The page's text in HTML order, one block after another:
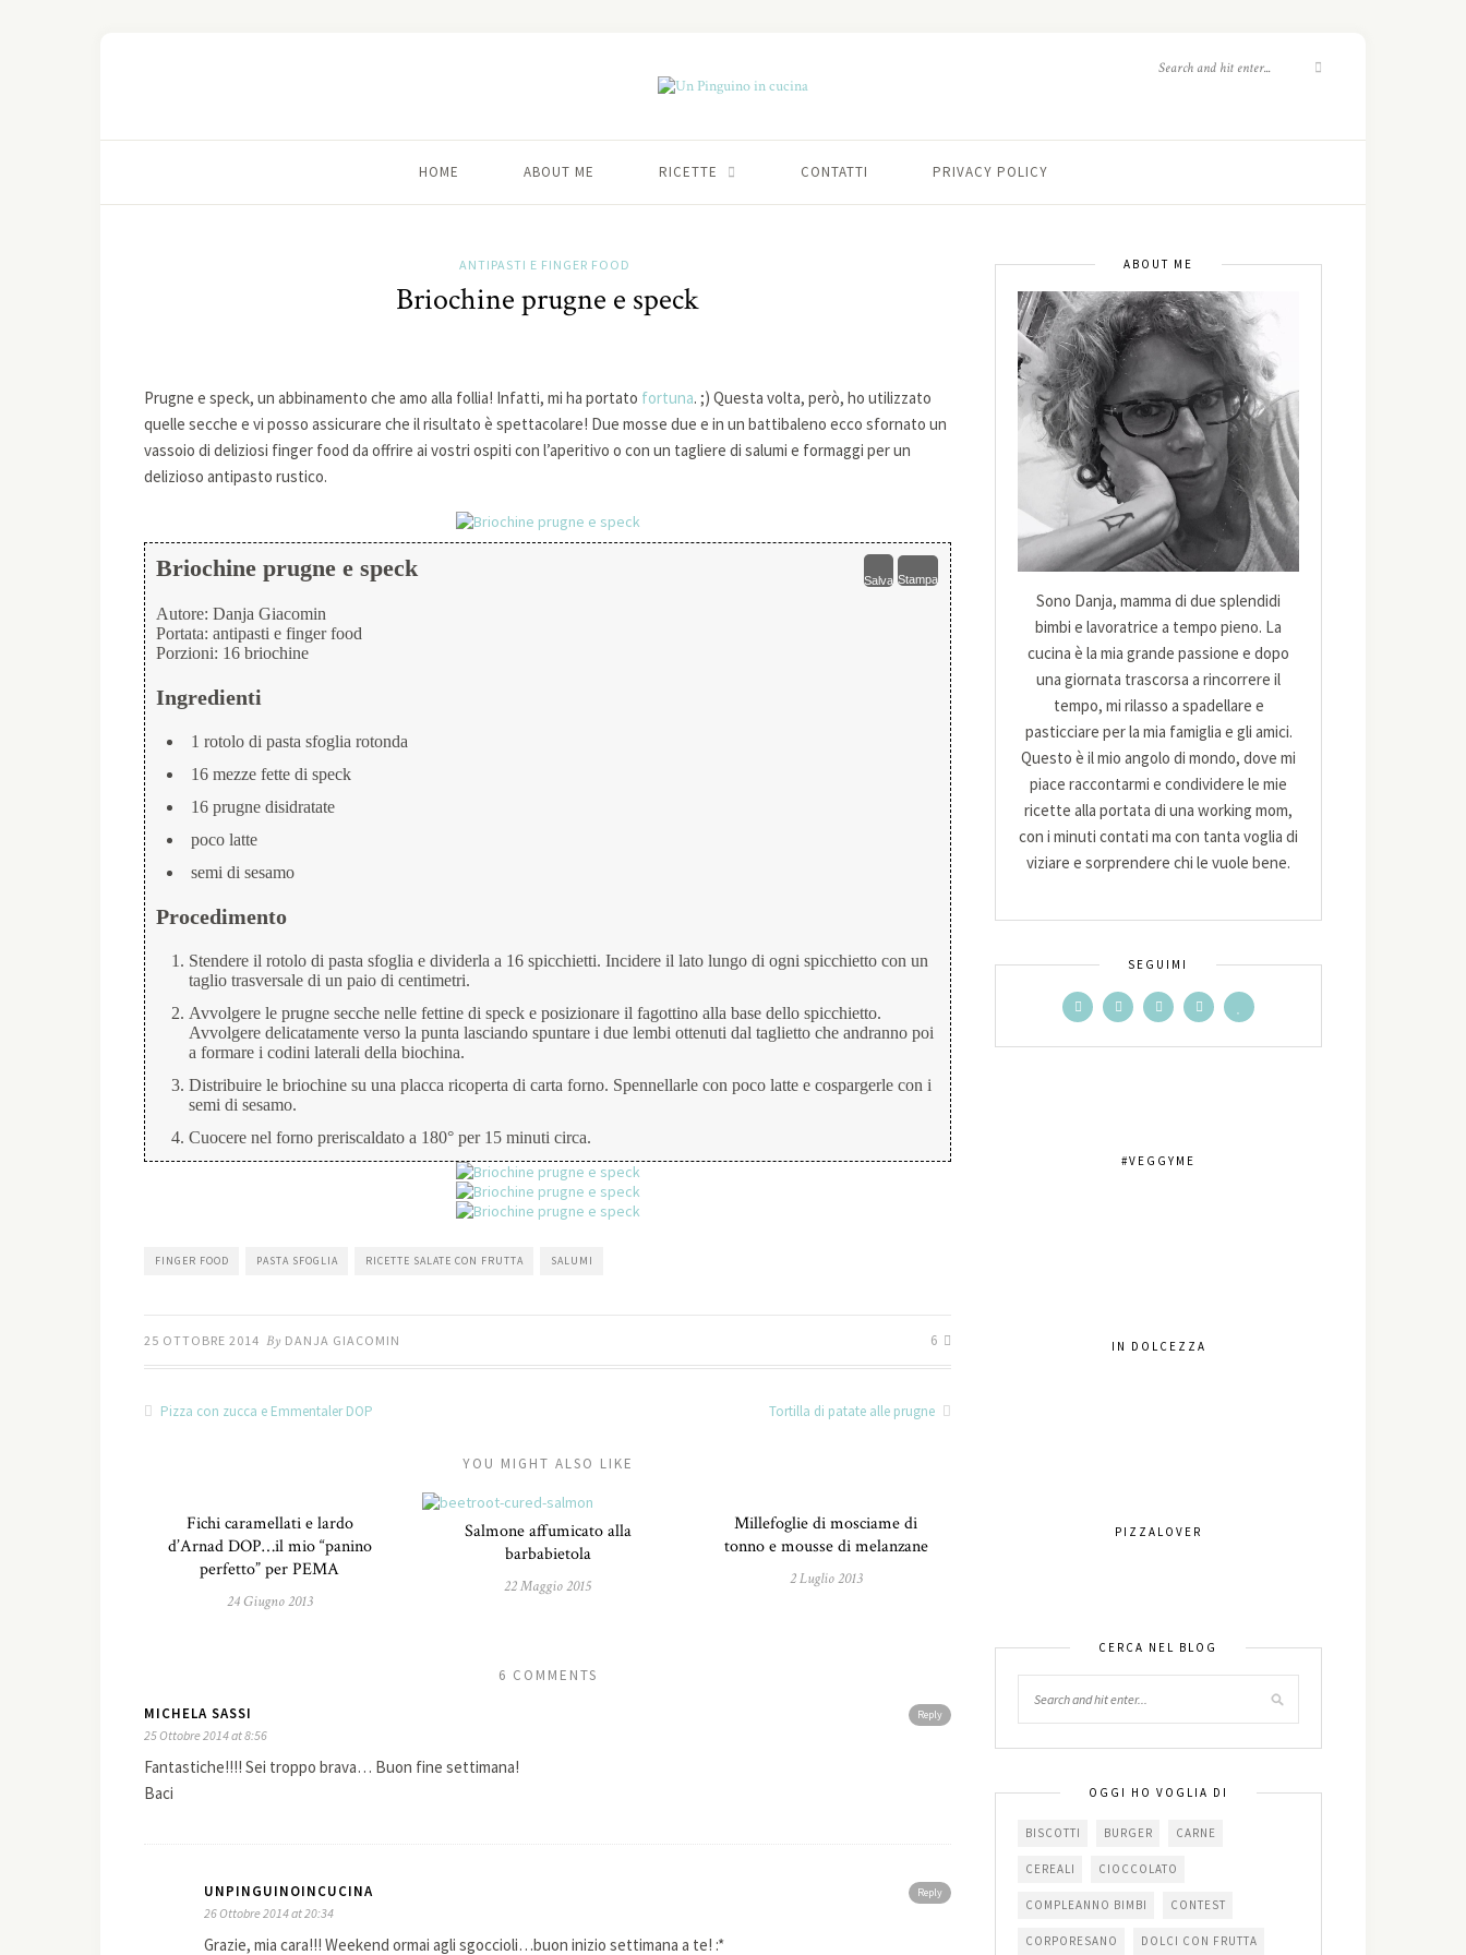
HOME ABOUT ME RICETTE CONTATTI PRIVACY POLICY
ANTIPASTI E FINGER FOOD
Briochine prugne e speck
Prugne e speck, un abbinamento che amo alla follia! Infatti, mi ha portato fortuna. ;) Questa volta, però, ho utilizzato
quelle secche e vi posso assicurare che il risultato è spettacolare! Due mosse due e in un battibaleno ecco sfornato un
vassoio di deliziosi finger food da offrire ai vostri ospiti con l’aperitivo o con un tagliere di salumi e formaggi per un
delizioso antipasto rustico.
Salva Stampa
Briochine prugne e speck
Autore: Danja Giacomin
Portata: antipasti e finger food
Porzioni: 16 briochine
Ingredienti
1 rotolo di pasta sfoglia rotonda
16 mezze fette di speck
16 prugne disidratate
poco latte
semi di sesamo
Procedimento
Stendere il rotolo di pasta sfoglia e dividerla a 16 spicchietti. Incidere il lato lungo di ogni spicchietto con un
taglio trasversale di un paio di centimetri.
Avvolgere le prugne secche nelle fettine di speck e posizionare il fagottino alla base dello spicchietto.
Avvolgere delicatamente verso la punta lasciando spuntare i due lembi ottenuti dal taglietto che andranno poi
a formare i codini laterali della biochina.
Distribuire le briochine su una placca ricoperta di carta forno. Spennellarle con poco latte e cospargerle con i
semi di sesamo.
Cuocere nel forno preriscaldato a 180° per 15 minuti circa.
FINGER FOOD PASTA SFOGLIA RICETTE SALATE CON FRUTTA SALUMI
25 OTTOBRE 2014 By DANJA GIACOMIN 6
Pizza con zucca e Emmentaler DOP Tortilla di patate alle prugne
YOU MIGHT ALSO LIKE
Fichi caramellati e lardo
d’Arnad DOP…il mio “panino
perfetto” per PEMA
24 Giugno 2013
Salmone affumicato alla
barbabietola
22 Maggio 2015
Millefoglie di mosciame di
tonno e mousse di melanzane
2 Luglio 2013
6 COMMENTS
Reply
MICHELA SASSI
25 Ottobre 2014 at 8:56
Fantastiche!!!! Sei troppo brava… Buon fine settimana!
Baci
Reply
UNPINGUINOINCUCINA
26 Ottobre 2014 at 20:34
Grazie, mia cara!!! Weekend ormai agli sgoccioli…buon inizio settimana a te! :*
ABOUT ME
Sono Danja, mamma di due splendidi
bimbi e lavoratrice a tempo pieno. La
cucina è la mia grande passione e dopo
una giornata trascorsa a rincorrere il
tempo, mi rilasso a spadellare e
pasticciare per la mia famiglia e gli amici.
Questo è il mio angolo di mondo, dove mi
piace raccontarmi e condividere le mie
ricette alla portata di una working mom,
con i minuti contati ma con tanta voglia di
viziare e sorprendere chi le vuole bene.
SEGUIMI
#VEGGYME
IN DOLCEZZA
PIZZALOVER
CERCA NEL BLOG
OGGI HO VOGLIA DI
BISCOTTI BURGER CARNE
CEREALI CIOCCOLATO
COMPLEANNO BIMBI CONTEST
CORPORESANO DOLCI CON FRUTTA